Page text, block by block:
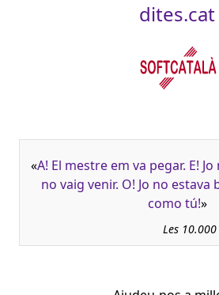
dites.cat
«A! El mestre em va pegar. E!
no vaig venir. O! Jo no
como tú!»
Les